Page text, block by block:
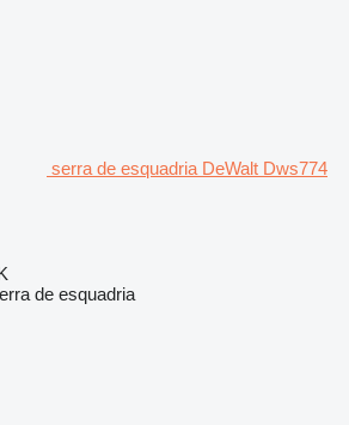
serra de esquadria DeWalt Dws774
de esquadria